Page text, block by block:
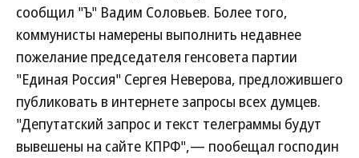
сообщил "Ъ" Вадим Соловьев. Более того,
коммунисты намерены выполнить недавнее
пожелание председателя генсовета партии
"Единая Россия" Сергея Неверова, предложившего
публиковать в интернете запросы всех думцев.
"Депутатский запрос и текст телеграммы будут
вывешены на сайте КПРФ",— пообещал господин